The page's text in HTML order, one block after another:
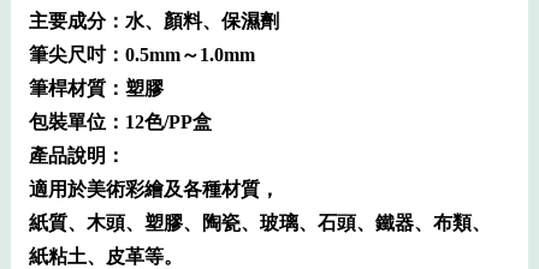
主要成分：水、顏料、保濕劑
筆尖尺吋：0.5mm～1.0mm
筆桿材質：塑膠
包裝單位：12色/PP盒
產品說明：
適用於美術彩繪及各種材質，
紙質、木頭、塑膠、陶瓷、玻璃、石頭、鐵器、布類、
紙粘土、皮革等。